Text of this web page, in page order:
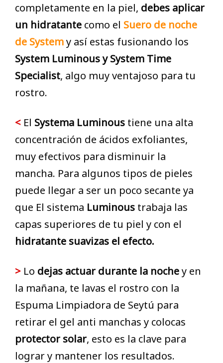
completamente en la piel, debes aplicar
un hidratante como el Suero de noche
de Systemy así estas fusionando los
System Luminous y System Time
Specialist, algo muy ventajoso para tu
rostro.
< El Systema Luminous tiene una alta
concentración de ácidos exfoliantes,
muy efectivos para disminuir la
mancha. Para algunos tipos de pieles
puede llegar a ser un poco secante ya
que El sistema Luminous trabaja las
capas superiores de tu piel y con el
hidratante suavizas el efecto.
> Lo dejas actuar durante la nochey en
la mañana, te lavas el rostro con la
Espuma Limpiadora de Seytú para
retirar el gel anti manchas y colocas
protector solar, esto es la clave para
lograr y mantener los resultados.